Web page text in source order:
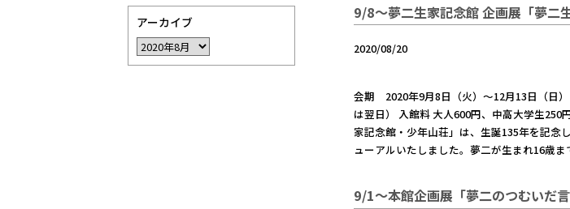
9/8～夢二生家記念館 企画展「夢二
2020/08/20
会期 2020年9月8日（火）～12月13日（日
は翌日） 入館料 大人600円、中高大学生
家記念館・少年山荘」は、生誕135年を記念
ューアルいたしました。夢二が生まれ16歳
9/1～本館企画展「夢二のつむいだ言
アーカイブ